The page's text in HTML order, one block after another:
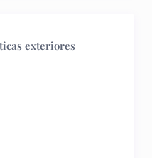
exteriores